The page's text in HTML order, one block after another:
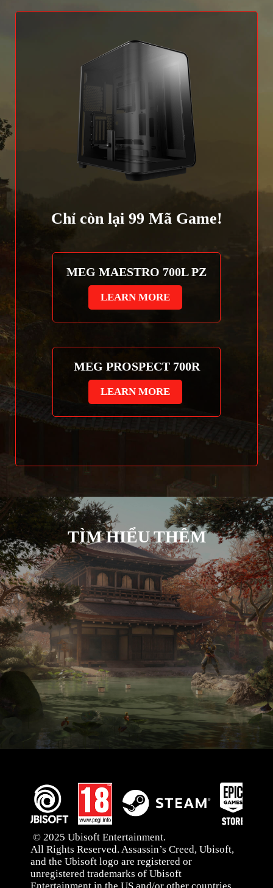
Chỉ còn lại 99 Mã Game!
MEG MAESTRO 700L PZ
LEARN MORE
MEG PROSPECT 700R
LEARN MORE
TÌM HIỂU THÊM
© 2025 Ubisoft Entertainment.
All Rights Reserved. Assassin’s Creed, Ubisoft,
and the Ubisoft logo are registered or
unregistered trademarks of Ubisoft
Entertainment in the US and/or other countries.